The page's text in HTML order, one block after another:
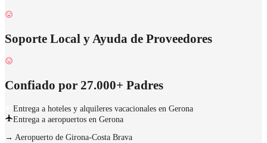
Soporte Local y Ayuda de Proveedores
Confiado por 27.000+ Padres
Entrega a hoteles y alquileres vacacionales en Gerona
Entrega a aeropuertos en Gerona
→ Aeropuerto de Girona-Costa Brava